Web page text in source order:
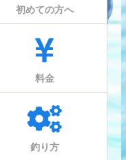
初めての方へ
料金
釣り方